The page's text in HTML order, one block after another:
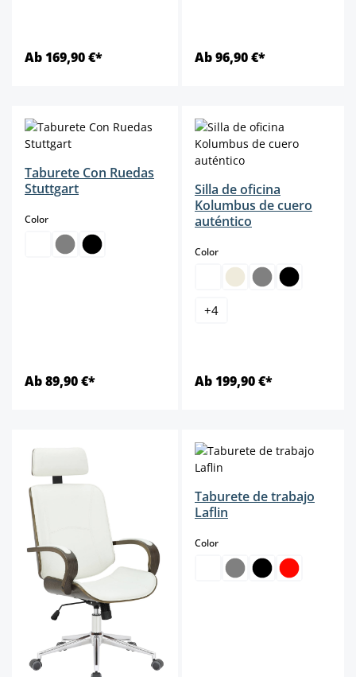
Ab 169,90 €* Ab 96,90 €*
Taburete Con Ruedas
Stuttgart
Colorselect
Ab 89,90 €*
Silla de oficina
Kolumbus de cuero
auténtico
Colorselect
+4
Ab 199,90 €*
Taburete de trabajo
Laflin
Colorselect